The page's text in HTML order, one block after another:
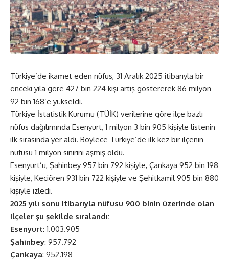
Türkiye’de ikamet eden nüfus, 31 Aralık 2025 itibarıyla bir
önceki yıla göre 427 bin 224 kişi artış göstererek 86 milyon
92 bin 168’e yükseldi.
Türkiye İstatistik Kurumu (TÜİK) verilerine göre ilçe bazlı
nüfus dağılımında Esenyurt, 1 milyon 3 bin 905 kişiyle listenin
ilk sırasında yer aldı. Böylece Türkiye’de ilk kez bir ilçenin
nüfusu 1 milyon sınırını aşmış oldu.
Esenyurt’u, Şahinbey 957 bin 792 kişiyle, Çankaya 952 bin 198
kişiyle, Keçiören 931 bin 722 kişiyle ve Şehitkamil 905 bin 880
kişiyle izledi.
2025 yılı sonu itibarıyla nüfusu 900 binin üzerinde olan
ilçeler şu şekilde sıralandı:
Esenyurt: 1.003.905
Şahinbey: 957.792
Çankaya: 952.198